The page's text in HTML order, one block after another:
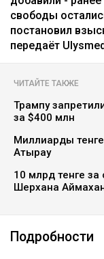
свободы
постановил
передаёт
ЧИТАЙТЕ ТАКЖЕ
Трампу
за $400 млн
Миллиарды
Атырау
10 млрд тенге
Шерхана
Подробности